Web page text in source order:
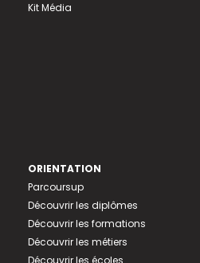
Kit Média
ORIENTATION
Parcoursup
Découvrir les diplômes
Découvrir les formations
Découvrir les métiers